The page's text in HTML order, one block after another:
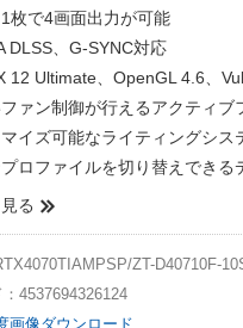
枚で4画面出力が可能
DLSS、G-SYNC対応
12 Ultimate、OpenGL 4.6、
ァン制御が行えるアクティブ
イズ可能なライティングシス
ロファイルを切り替えできる
る
ZT-D40710F-
4537694326124
画像ダウンロード